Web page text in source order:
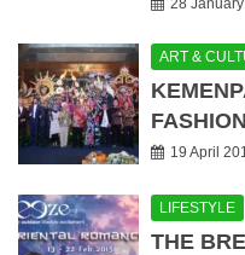
28
ART &
19 April
LIFESTYLE
THE